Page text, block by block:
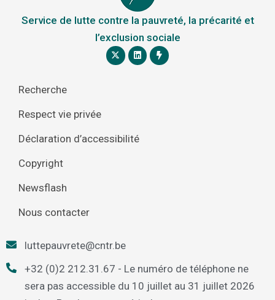
Service de lutte contre la pauvreté, la précarité et
l’exclusion sociale
Recherche
Respect vie privée
Déclaration d’accessibilité
Copyright
Newsflash
Nous contacter
luttepauvrete@cntr.be
+32 (0)2 212.31.67 - Le numéro de téléphone ne
sera pas accessible du 10 juillet au 31 juillet 2026